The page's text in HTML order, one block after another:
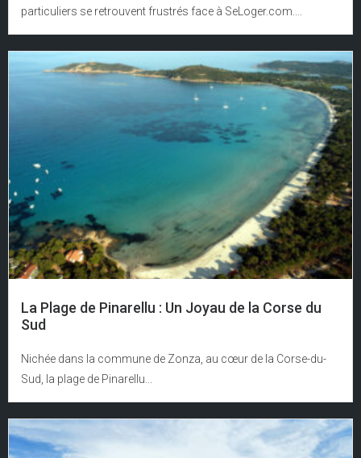
particuliers se retrouvent frustrés face à SeLoger.com....
La Plage de Pinarellu : Un Joyau de la Corse du
Sud
Nichée dans la commune de Zonza, au cœur de la Corse-du-
Sud, la plage de Pinarellu...